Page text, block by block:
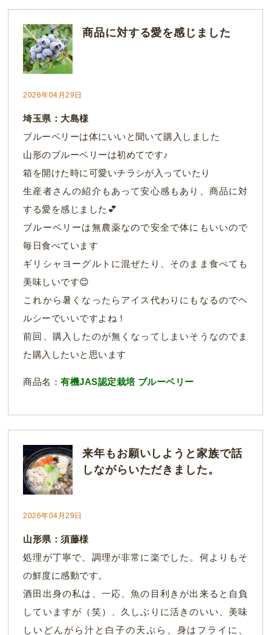
商品に対する愛を感じました
2026年04月29日
埼玉県：大島様
ブルーベリーは体にいいと聞いて購入しました
山形のブルーベリーは初めてです♪
箱を開けた時に可愛いチラシが入っていたり
生産者さんの紹介もあって安心感もあり、商品に対
する愛を感じました💕
ブルーベリーは無農薬なので安全で体にもいいので
毎日食べています
ギリシャヨーグルトに混ぜたり、そのまま食べても
美味しいです😊
これから暑くなったらアイス代わりにもなるのでヘ
ルシーでいいですよね！
前回、購入したのが無くなってしまいそうなのでま
た購入したいと思います
商品名：有機JAS認定栽培 ブルーベリー
来年もお願いしようと家族で話
しながらいただきました。
2026年04月29日
山形県：須藤様
処理が丁寧で、調理が非常に楽でした。何よりもそ
の鮮度に感動です。
酒田出身の私は、一応、魚の目利きが出来ると自負
していますが（笑）、久しぶりに活きのいい、美味
しいどんがら汁と白子の天ぷら、身はフライに、